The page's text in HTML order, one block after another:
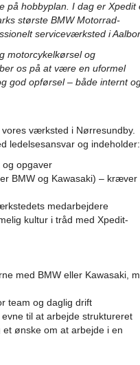
på hobbyplan. I dag er Xpedit
største BMW Motorrad-
serviceværksted i
motorcykelkørsel og
os på at være en uformel
god opførsel – både internt
værksted i Nørresundby.
ledelsesansvar og indeholder:
opgaver
BMW og Kawasaki) – kræver
medarbejdere
kultur i tråd med Xpedit-
med BMW eller Kawasaki,
team og daglig drift
til at arbejde struktureret
ønske om at arbejde i en